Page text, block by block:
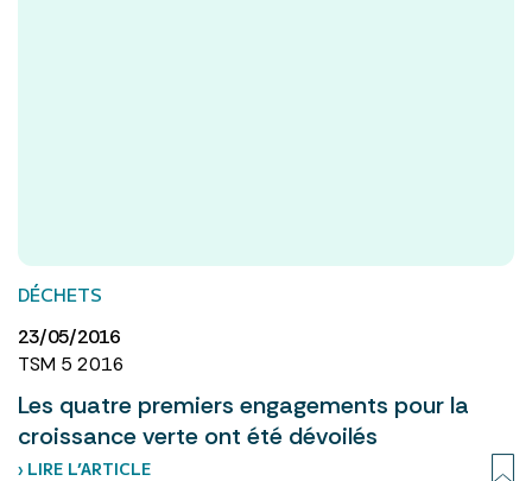
DÉCHETS
23/05/2016
TSM 5 2016
Les quatre premiers engagements pour la
croissance verte ont été dévoilés
› LIRE L’ARTICLE